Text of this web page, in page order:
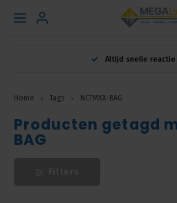
Hoofdmenu
Nederlands
Altijd snelle reactie
Home Tags NC7MXX-BAG
Producten getagd
BAG